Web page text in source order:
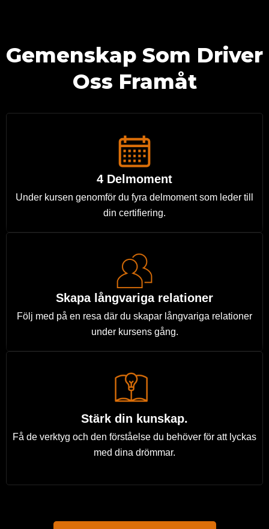
Gemenskap Som Driver
Oss Framåt
4 Delmoment
Under kursen genomför du fyra delmoment som leder till
din certifiering.
Skapa långvariga relationer
Följ med på en resa där du skapar långvariga relationer
under kursens gång.
Stärk din kunskap.
Få de verktyg och den förståelse du behöver för att lyckas
med dina drömmar.